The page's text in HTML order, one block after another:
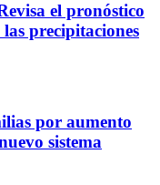
el pronóstico
precipitaciones
por aumento
sistema